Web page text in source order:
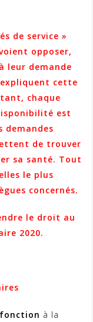
de service »
opposer,
leur demande
cette
chaque
est
demandes
de trouver
sa santé. Tout
le plus
concernés.
le droit au
2020.
fonction à la